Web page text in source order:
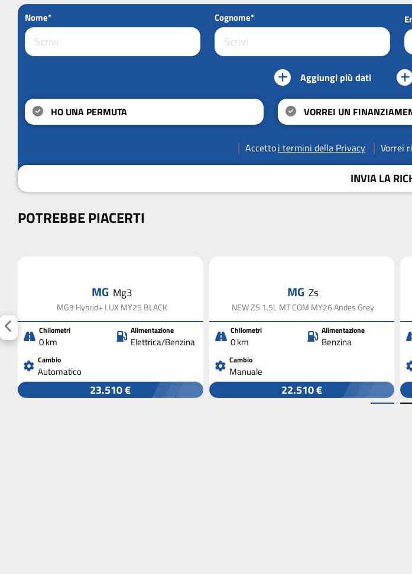
Nome* Cognome*
Aggiungi più dati
HO UNA PERMUTA VORREI UN
Accettoi termini della Privacy Vorrei
INVIA LA
POTREBBE PIACERTI
MG Mg3
MG3 Hybrid+ LUX MY25 BLACK
Chilometri
0 km
Alimentazione
Elettrica/Benzina
Cambio
Automatico
23.510 €
MG Zs
NEW ZS 1.5L MT COM MY26 Andes Grey
Chilometri
0 km
Alimentazione
Benzina
Cambio
Manuale
22.510 €